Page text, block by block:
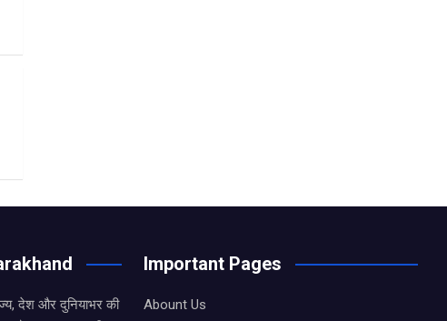
देश और दुनियाभर की
Important Pages
Abount Us